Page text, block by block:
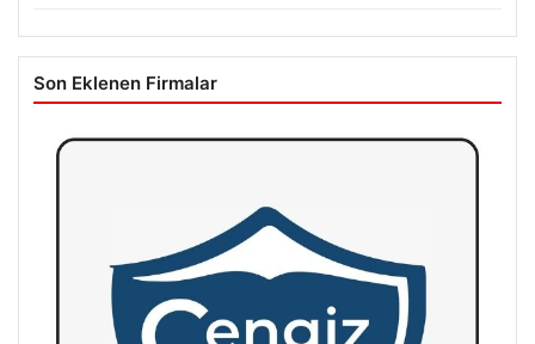
Son Eklenen Firmalar